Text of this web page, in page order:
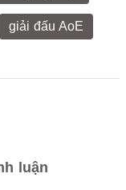
giải đấu AoE
luận